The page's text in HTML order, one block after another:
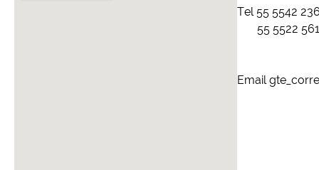
Tel 55 5542
55 5522
Email